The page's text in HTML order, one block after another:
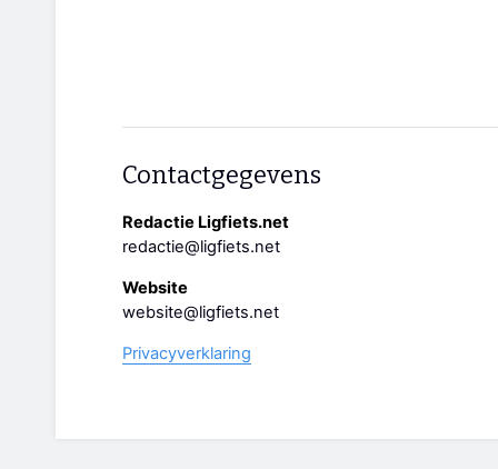
Contactgegevens
Redactie Ligfiets.net
redactie@ligfiets.net
Website
website@ligfiets.net
Privacyverklaring